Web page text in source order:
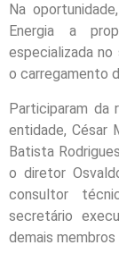
Na
Energia a
especializada
o carregamento
Participaram da
entidade, César
Batista
o diretor
consultor
secretário
demais membros